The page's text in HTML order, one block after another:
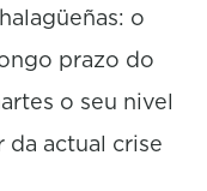
o
prazo do
o seu nivel
da actual crise